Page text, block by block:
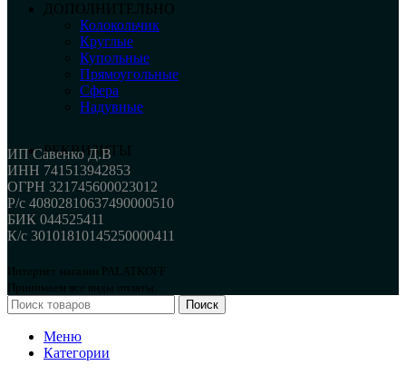
ДОПОЛНИТЕЛЬНО
Колокольчик
Круглые
Купольные
Прямоугольные
Сфера
Надувные
РЕКВИЗИТЫ
ИП Савенко Д.В
ИНН 741513942853
ОГРН 321745600023012
Р/с 40802810637490000510
БИК 044525411
К/с 30101810145250000411
Интернет магазин PALATKOFF
Принимаем все виды оплаты.
Поиск
Меню
Категории